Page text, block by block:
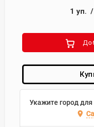
1 уп. /
Укажите город для